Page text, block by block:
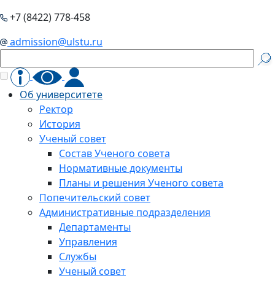
+7 (8422) 778-458
admission@ulstu.ru
Об университете
Ректор
История
Ученый совет
Состав Ученого совета
Нормативные документы
Планы и решения Ученого совета
Попечительский совет
Административные подразделения
Департаменты
Управления
Службы
Ученый совет